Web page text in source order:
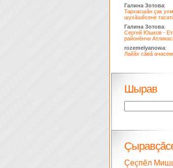
Галина Зотова:
Тархасшăн çак
шухăшĕсене
Галина Зотова:
Сергей Юшков -
районĕнчи
rozemelyanowa:
Лайăх сăвă
Шырав
Çеçпĕл